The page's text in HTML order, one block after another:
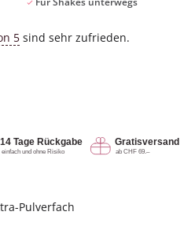
5sind sehr zufrieden.
Pulverfach